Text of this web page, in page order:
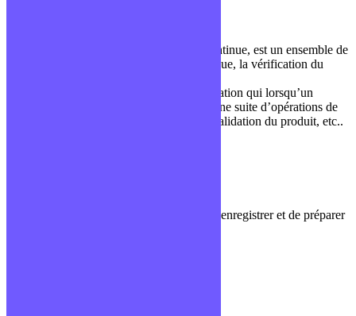
Continuous Integration, ou Intégration Continue, est un ensemble de
pratiques permettant, de manière automatique, la vérification du
Cela se fait à travers des outils d’automatisation qui lorsqu’un
développeur va push sur Git va déployer une suite d’opérations de
compilation, tests unitaires, fonctionnels, validation du produit, etc..
Dans le versionning, commit est l’action d’enregistrer et de préparer